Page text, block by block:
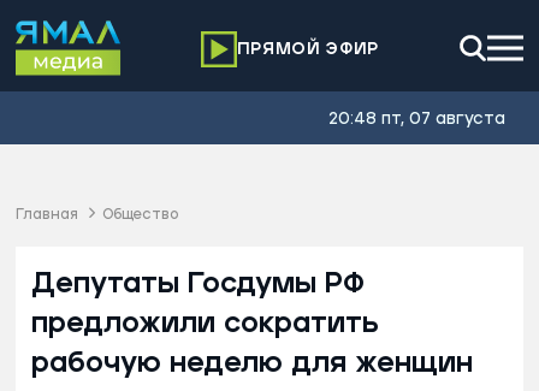
ПРЯМОЙ ЭФИР
20:48 пт, 07 августа
Главная Общество
Депутаты Госдумы РФ
предложили сократить
рабочую неделю для женщин